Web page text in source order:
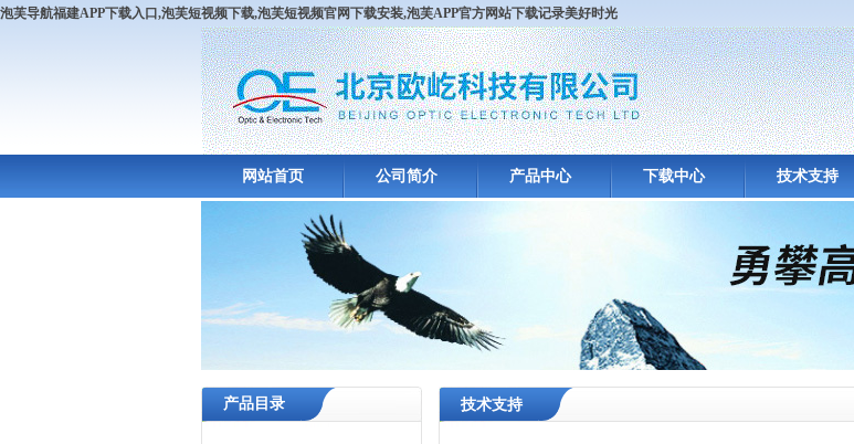
泡芙导航福建APP下载入口,泡芙短视频下载,泡芙短视频官网下载安装,泡芙APP官方网站下载记录美好时光
网站首页 公司简介 产品中心 下载中心 技术支持
产品目录 技术支持